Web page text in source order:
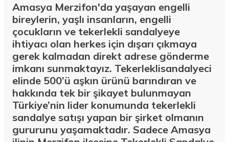
Amasya Merzifon'da yaşayan engelli
bireylerin, yaşlı insanların, engelli
çocukların ve tekerlekli sandalyeye
ihtiyacı olan herkes için dışarı çıkmaya
gerek kalmadan direkt adrese gönderme
imkanı sunmaktayız. Tekerleklisandalyeci
elinde 500’ü aşkın ürünü barındıran ve
hakkında tek bir şikayet bulunmayan
Türkiye’nin lider konumunda tekerlekli
sandalye satışı yapan bir şirket olmanın
gururunu yaşamaktadır. Sadece Amasya